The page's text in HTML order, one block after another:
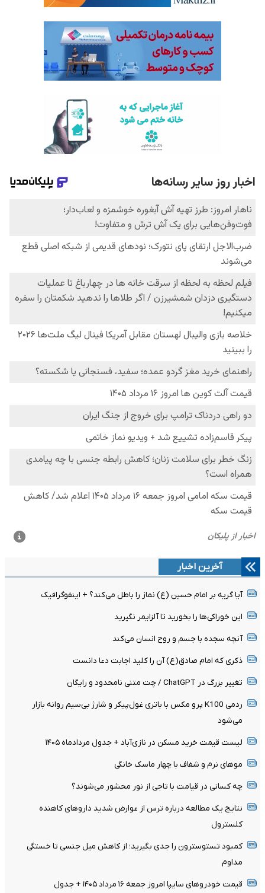
آخرین اخبار
آیا گریه بر امام حسین (ع) نماز را باطل می‌کند؟ + اینفوگرافیک
این خوراکی‌ها را بخورید تا آلزایمر نگیرید
آنچه سجده با جسم و روح انسان می‌کند
ذکری که امام صادق(ع) آن را کلید اجابت دعا دانست
تغییر بزرگ در ChatGPT / چت متنی نامحدود و رایگان
ردمی K100 پرو مکس با باتری غول‌پیکر و شارژ بی‌سیم روانه بازار
می‌شود
لیست قیمت خرید مسکن در نازی‌آباد + جدول مردادماه ۱۴۰۵
موهای نرم و شفاف با چهار ماسک خانگی
چه کسانی در قیامت با تاجی از نور محشور می‌شوند؟
نتایج یک مطالعه درباره ترس از عوارض شدید داروهای کاهنده
کلسترول
کمبود تستوسترون را جدی بگیرید؛ از کاهش میل جنسی تا خستگی
مداوم
قیمت خودرو‌های سایپا امروز جمعه ۱۶ مرداد ۱۴۰۵ + جدول